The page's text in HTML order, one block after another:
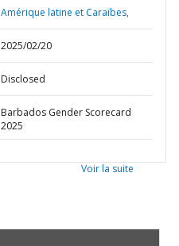
Amérique latine et Caraïbes,
2025/02/20
Disclosed
Barbados Gender Scorecard
2025
Voir la suite